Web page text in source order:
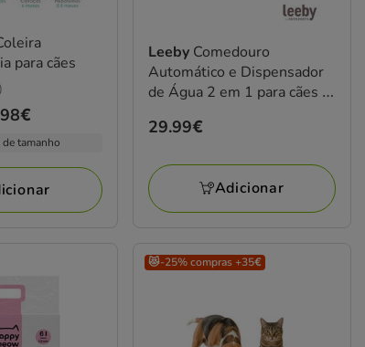
para cães
tamanho
Leeby Comedouro
Automático e Dispensador
de Água 2 em 1 para cães e
Preço
29.99€
Adicionar
😻-25% compras +35€